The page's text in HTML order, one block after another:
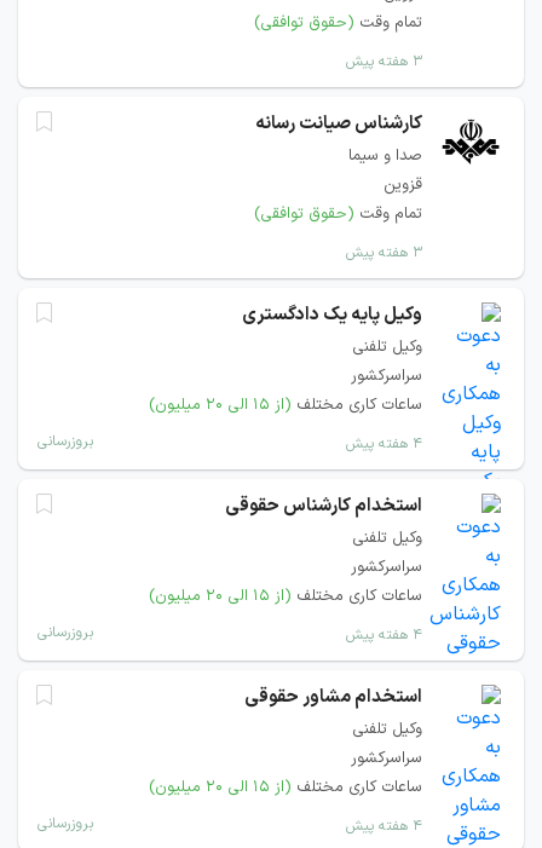
تمام وقت (حقوق توافقی)
۳ هفته پیش
کارشناس صیانت رسانه
صدا و سیما
قزوین
تمام وقت (حقوق توافقی)
۳ هفته پیش
وکیل پایه یک دادگستری
وکیل تلفنی
سراسرکشور
ساعات کاری مختلف (از ۱۵ الی ۲۰ میلیون)
۴ هفته پیش بروزرسانی
استخدام کارشناس حقوقی
وکیل تلفنی
سراسرکشور
ساعات کاری مختلف (از ۱۵ الی ۲۰ میلیون)
۴ هفته پیش بروزرسانی
استخدام مشاور حقوقی
وکیل تلفنی
سراسرکشور
ساعات کاری مختلف (از ۱۵ الی ۲۰ میلیون)
۴ هفته پیش بروزرسانی